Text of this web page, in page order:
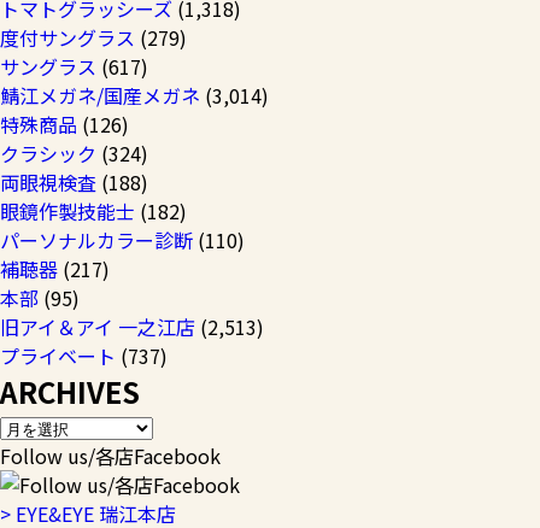
トマトグラッシーズ (1,318)
度付サングラス (279)
サングラス (617)
鯖江メガネ/国産メガネ (3,014)
特殊商品 (126)
クラシック (324)
両眼視検査 (188)
眼鏡作製技能士 (182)
パーソナルカラー診断 (110)
補聴器 (217)
本部 (95)
旧アイ＆アイ 一之江店 (2,513)
プライベート (737)
ARCHIVES
Follow us/各店Facebook
> EYE&EYE 瑞江本店